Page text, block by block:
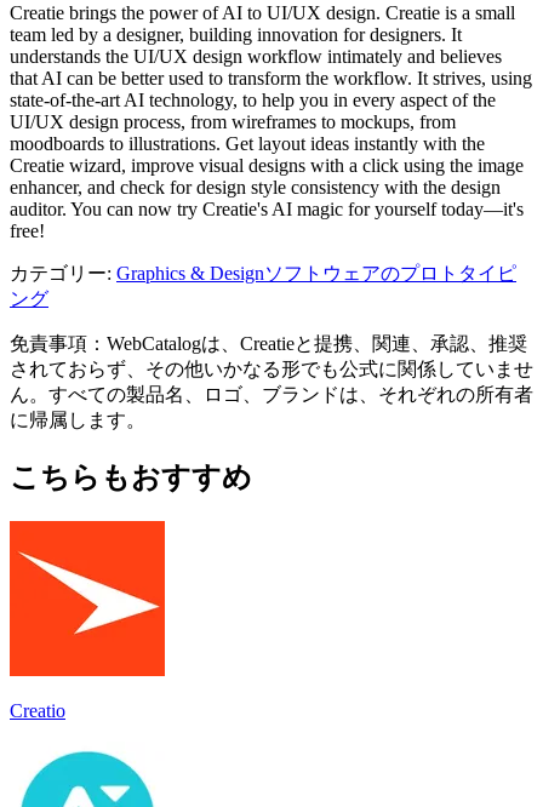
Creatie brings the power of AI to UI/UX design. Creatie is a small
team led by a designer, building innovation for designers. It
understands the UI/UX design workflow intimately and believes
that AI can be better used to transform the workflow. It strives, using
state-of-the-art AI technology, to help you in every aspect of the
UI/UX design process, from wireframes to mockups, from
moodboards to illustrations. Get layout ideas instantly with the
Creatie wizard, improve visual designs with a click using the image
enhancer, and check for design style consistency with the design
auditor. You can now try Creatie's AI magic for yourself today—it's
free!
カテゴリー: Graphics & Designソフトウェアのプロトタイピ
ング
免責事項：WebCatalogは、Creatieと提携、関連、承認、推奨
されておらず、その他いかなる形でも公式に関係していませ
ん。すべての製品名、ロゴ、ブランドは、それぞれの所有者
に帰属します。
こちらもおすすめ
Creatio